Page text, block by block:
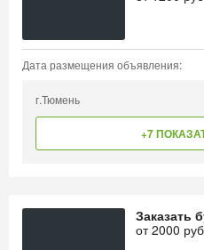
Дата размещения объявления:
г.Тюмень
+7
Заказать
от2000